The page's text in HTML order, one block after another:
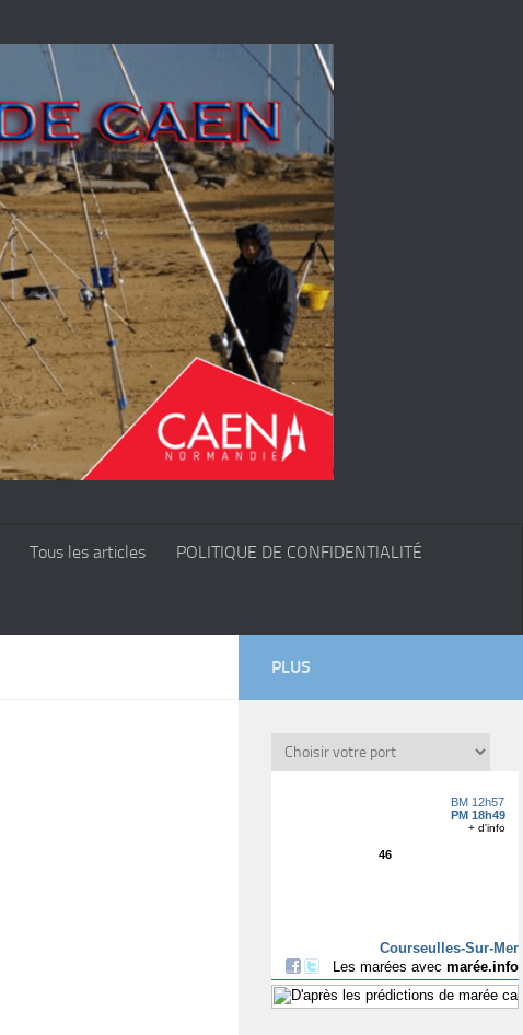
Tous les articles POLITIQUE DE CONFIDENTIALITÉ
PLUS